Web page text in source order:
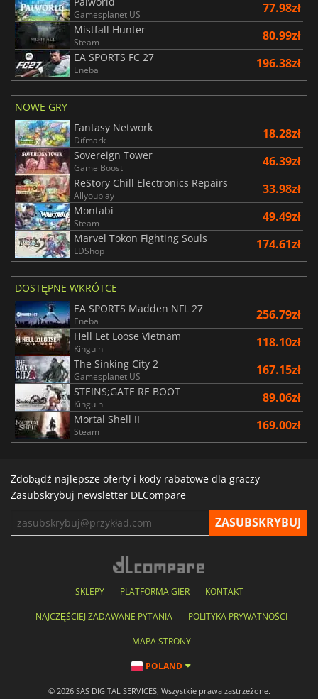
Gamesplanet US 77.98zł
Mistfall Hunter
Steam 80.99zł
EA SPORTS FC 27
Eneba 196.38zł
NOWE GRY
Fantasy Network
Difmark 18.28zł
Sovereign Tower
Game Boost 46.39zł
ReStory Chill Electronics Repairs
Allyouplay 33.98zł
Montabi
Steam 49.49zł
Marvel Tokon Fighting Souls
LDShop 174.61zł
DOSTĘPNE WKRÓTCE
EA SPORTS Madden NFL 27
Eneba 256.79zł
Hell Let Loose Vietnam
Kinguin 118.10zł
The Sinking City 2
Gamesplanet US 167.15zł
STEINS;GATE RE BOOT
Kinguin 89.06zł
Mortal Shell II
Steam 169.00zł
Zdobądź najlepsze oferty i kody rabatowe dla graczy
Zasubskrybuj newsletter DLCompare
SKLEPY PLATFORMA GIER KONTAKT
NAJCZĘŚCIEJ ZADAWANE PYTANIA POLITYKA PRYWATNOŚCI
MAPA STRONY
POLAND
© 2026 SAS DIGITAL SERVICES, Wszystkie prawa zastrzeżone.